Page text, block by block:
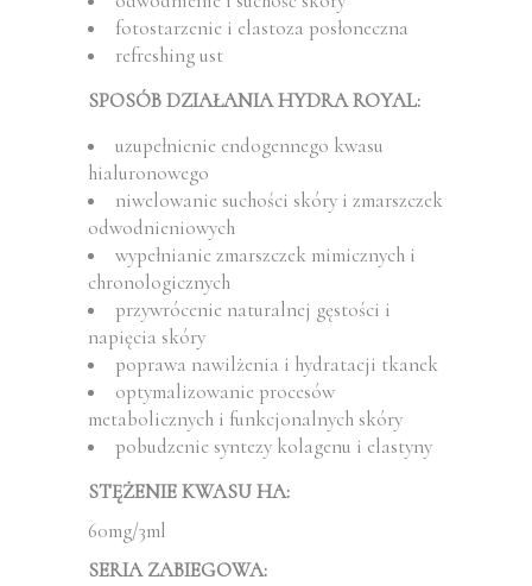
fotostarzenie i elastoza posłoneczna
refreshing ust
SPOSÓB DZIAŁANIA HYDRA ROYAL:
uzupełnienie endogennego kwasu
hialuronowego
niwelowanie suchości skóry i zmarszczek
odwodnieniowych
wypełnianie zmarszczek mimicznych i
chronologicznych
przywrócenie naturalnej gęstości i
napięcia skóry
poprawa nawilżenia i hydratacji tkanek
optymalizowanie procesów
metabolicznych i funkcjonalnych skóry
pobudzenie syntezy kolagenu i elastyny
STĘŻENIE KWASU HA:
60mg/3ml
SERIA ZABIEGOWA: